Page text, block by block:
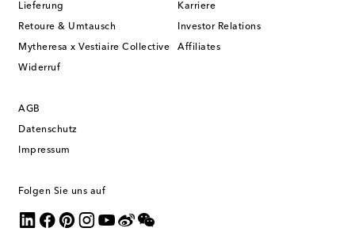
Lieferung
Retoure & Umtausch
Mytheresa x Vestiaire Collective
Widerruf
Karriere
Investor Relations
Affiliates
AGB
Datenschutz
Impressum
Folgen Sie uns auf